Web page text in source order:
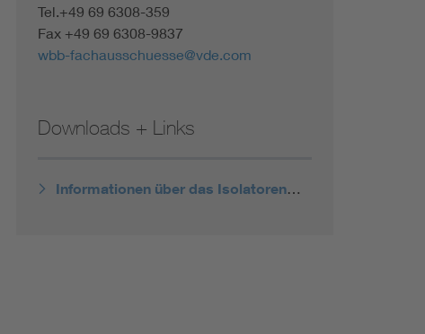
Tel.+49 69 6308-359
Fax +49 69 6308-9837
wbb-fachausschuesse@vde.com
Downloads + Links
Informationen über das Isolatorenmuseum